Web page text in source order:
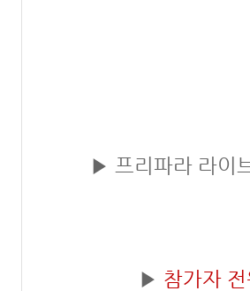
▶ 프리파라 라이
▶ 참가자